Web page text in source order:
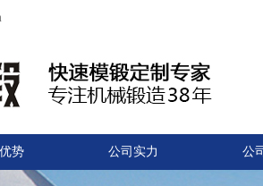
势 公司实力 公